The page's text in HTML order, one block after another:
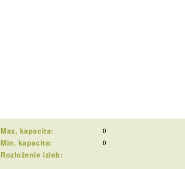
Max. kapacita: 0
Min. kapacita:
0
Rozloženie izieb: